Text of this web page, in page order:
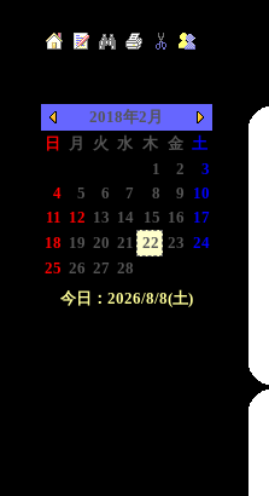
2018年2月
日
月 火 水 木 金 土
1 2
3
4
5 6 7 8 9 10
11 12 13 14 15 16 17
18 19 20 21 22 23 24
25 26 27 28
今日：2026/8/8(土)